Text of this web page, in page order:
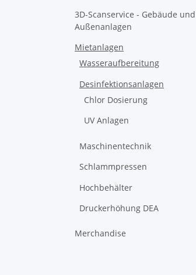
3D-Scanservice - Gebäude und
Außenanlagen
Mietanlagen
Wasseraufbereitung
Desinfektionsanlagen
Chlor Dosierung
UV Anlagen
Maschinentechnik
Schlammpressen
Hochbehälter
Druckerhöhung DEA
Merchandise